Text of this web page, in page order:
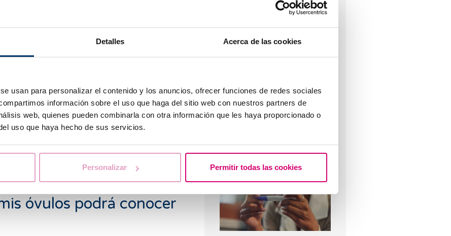
Detalles Acerca de las cookies
usan para personalizar el contenido y los anuncios, ofrecer funciones de redes sociales
información sobre el uso que haga del sitio web con nuestros partners de
web, quienes pueden combinarla con otra información que les haya proporcionado o
uso que haya hecho de sus servicios.
Personalizar Permitir todas las cookies
óvulos donados?
donados, se lleva a cabo un
fertilidad. En primer lugar, se realiza la
laboratorio con los espermatozoides de la
de semen
. Una vez inseminamos y se produce
de los embriones -con el seguimiento
que llegan al estado de blastocisto (día 5-6 de
se transfieren los embriones a la
hasta saber si se ha logrado el
óvulos podrá conocer
Progesterona, ¿cuándo hay que
Los más leídos
todo lo que debes saber sobre
esta prueba en el embarazo